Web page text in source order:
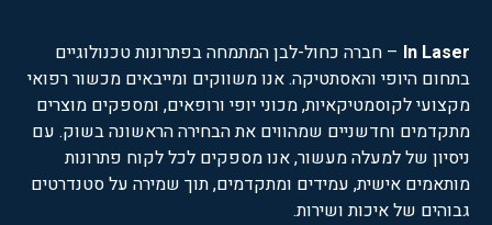
תמיכה מקצועית ואחריות:
אחריות מלאה והדרכה אישית:כל מקלחון מלווה
בהדרכה מפורטת לשימוש יעיל ובטוח.
שירות ותמיכה טכנית:צוות התמיכה שלנו זמין לכל שאלה
ועניין, ליווי מלא לאורך הדרך.
חבילת שיווק מקיפה:
עזרי שיווק שיעזרו לכם לקדם את
In Laser – חברה כחול-לבן המתמחה בפתרונות טכנולוגיים
בתחום היופי והאסתטיקה. אנו משווקים ומייבאים מכשור רפואי
מקצועי לקוסמטיקאיות, מכוני יופי ורופאים, ומספקים מוצרים
מתקדמים וחדשניים שמהווים את הבחירה הראשונה בשוק. עם
ניסיון של למעלה מעשור, אנו מספקים לכל לקוח פתרונות
מותאמים אישית, עמידים ומתקדמים, תוך שמירה על סטנדרטים
גבוהים של איכות ושירות.